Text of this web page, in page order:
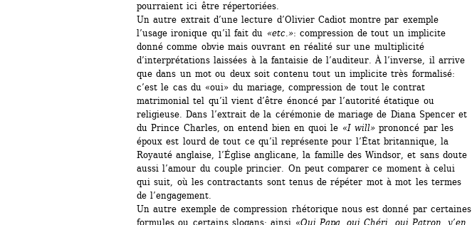
pourraient ici être répertoriées.
Un autre extrait d’une lecture d’Olivier Cadiot montre par exemple
l’usage ironique qu’il fait du «etc.»: compression de tout un implicite
donné comme obvie mais ouvrant en réalité sur une multiplicité
d’interprétations laissées à la fantaisie de l’auditeur. À l’inverse, il arrive
que dans un mot ou deux soit contenu tout un implicite très formalisé:
c’est le cas du «oui» du mariage, compression de tout le contrat
matrimonial tel qu’il vient d’être énoncé par l’autorité étatique ou
religieuse. Dans l’extrait de la cérémonie de mariage de Diana Spencer et
du Prince Charles, on entend bien en quoi le «I will» prononcé par les
époux est lourd de tout ce qu’il représente pour l’État britannique, la
Royauté anglaise, l’Église anglicane, la famille des Windsor, et sans doute
aussi l’amour du couple princier. On peut comparer ce moment à celui
qui suit, où les contractants sont tenus de répéter mot à mot les termes
de l’engagement.
Un autre exemple de compression rhétorique nous est donné par certaines
formules ou certains slogans: ainsi «Oui Papa, oui Chéri, oui Patron, y’en